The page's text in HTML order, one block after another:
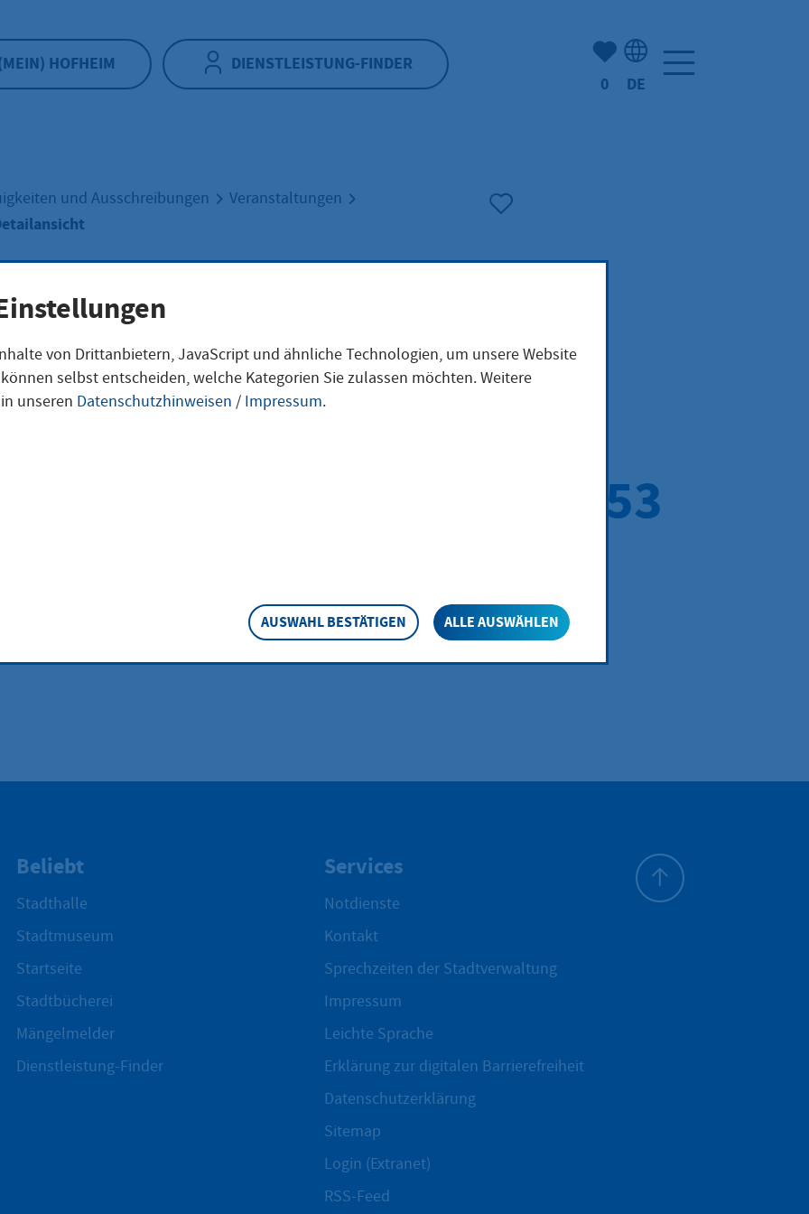
HOFHEIM DIENSTLEISTUNG-FINDER
Anzahl der gemerkten
0 DE
und Ausschreibungen Veranstaltungen
des 1. FC Lorsbach 1953
Beliebt
Stadthalle
Stadtmuseum
Startseite
Stadtbücherei
Mängelmelder
Dienstleistung-Finder
Services
Notdienste
Kontakt
Sprechzeiten der Stadtverwaltung
Impressum
Leichte Sprache
Erklärung zur digitalen Barrierefreiheit
Datenschutzerklärung
Sitemap
Login (Extranet)
RSS-Feed
von Drittanbietern, JavaScript und ähnliche Technologien, um unsere Website
selbst entscheiden, welche Kategorien Sie zulassen möchten. Weitere
unseren Datenschutzhinweisen / Impressum.
AUSWAHL BESTÄTIGEN ALLE AUSWÄHLEN